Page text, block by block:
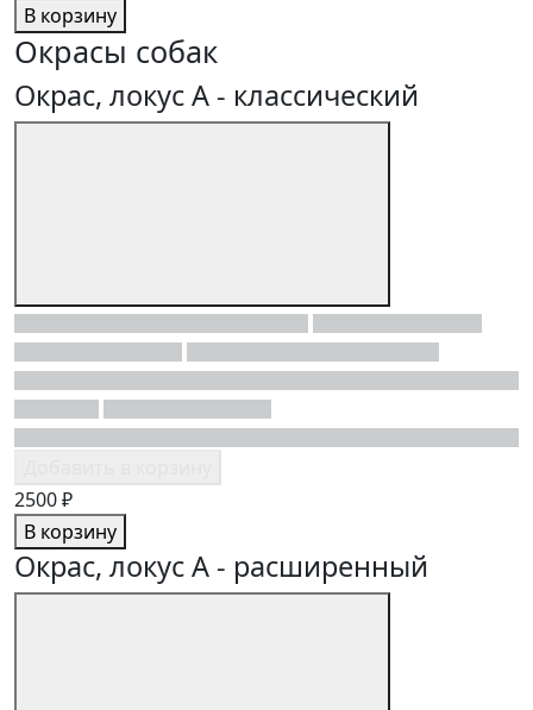
В корзину
Окрасы собак
Окрас, локус A - классический
2500 ₽
В корзину
Окрас, локус A - расширенный